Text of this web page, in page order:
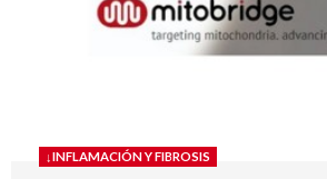
↓INFLAMACIÓN Y FIBROSIS